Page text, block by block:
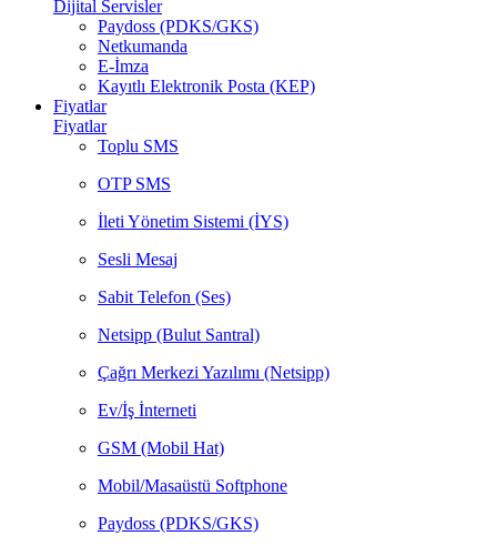
Dijital Servisler
Paydoss (PDKS/GKS)
Netkumanda
E-İmza
Kayıtlı Elektronik Posta (KEP)
Fiyatlar
Fiyatlar
Toplu SMS
OTP SMS
İleti Yönetim Sistemi (İYS)
Sesli Mesaj
Sabit Telefon (Ses)
Netsipp (Bulut Santral)
Çağrı Merkezi Yazılımı (Netsipp)
Ev/İş İnterneti
GSM (Mobil Hat)
Mobil/Masaüstü Softphone
Paydoss (PDKS/GKS)